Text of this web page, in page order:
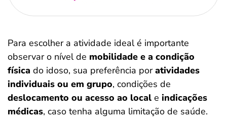
Para escolher a atividade ideal é importante
observar o nível de mobilidade e a condição
física do idoso, sua preferência poratividades
individuais ou em grupo, condições de
deslocamento ou acesso ao local e indicações
médicas, caso tenha alguma limitação de saúde.